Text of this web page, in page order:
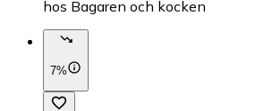
hos Bagaren och kocken
7%